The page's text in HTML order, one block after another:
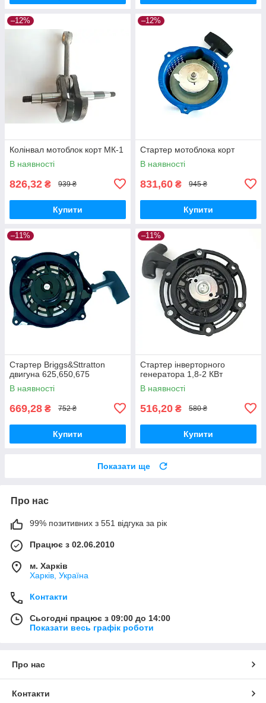
–12%
Колінвал мотоблок корт МК-1
В наявності
826,32 ₴ 939 ₴
Купити
–12%
Стартер мотоблока корт
В наявності
831,60 ₴ 945 ₴
Купити
–11%
Стартер Briggs&Sttratton
двигуна 625,650,675
В наявності
669,28 ₴ 752 ₴
Купити
–11%
Стартер інверторного
генератора 1,8-2 КВт
В наявності
516,20 ₴ 580 ₴
Купити
Показати ще
Про нас
99% позитивних з 551 відгука за рік
Працює з 02.06.2010
м. Харків
Харків, Україна
Контакти
Сьогодні працює з 09:00 до 14:00
Показати весь графік роботи
Про нас
Контакти